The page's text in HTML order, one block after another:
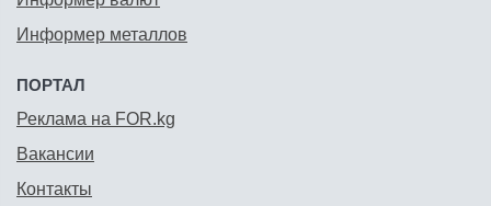
Информер металлов
ПОРТАЛ
Реклама на FOR.kg
Вакансии
Контакты